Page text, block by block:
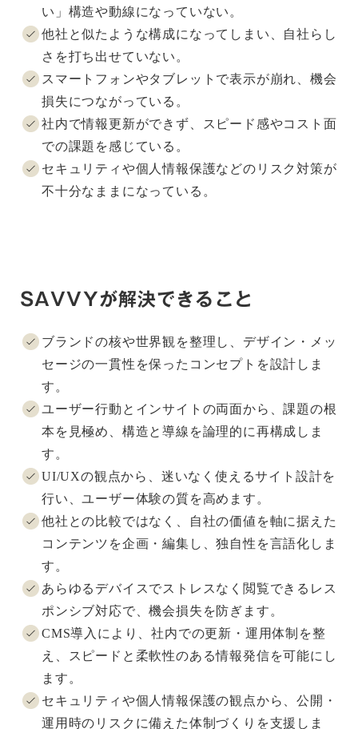
い」構造や動線になっていない。
他社と似たような構成になってしまい、自社らし
さを打ち出せていない。
スマートフォンやタブレットで表示が崩れ、機会
損失につながっている。
社内で情報更新ができず、スピード感やコスト面
での課題を感じている。
セキュリティや個人情報保護などのリスク対策が
不十分なままになっている。
SAVVYが解決できること
ブランドの核や世界観を整理し、デザイン・メッ
セージの一貫性を保ったコンセプトを設計しま
す。
ユーザー行動とインサイトの両面から、課題の根
本を見極め、構造と導線を論理的に再構成しま
す。
UI/UXの観点から、迷いなく使えるサイト設計を
行い、ユーザー体験の質を高めます。
他社との比較ではなく、自社の価値を軸に据えた
コンテンツを企画・編集し、独自性を言語化しま
す。
あらゆるデバイスでストレスなく閲覧できるレス
ポンシブ対応で、機会損失を防ぎます。
CMS導入により、社内での更新・運用体制を整
え、スピードと柔軟性のある情報発信を可能にし
ます。
セキュリティや個人情報保護の観点から、公開・
運用時のリスクに備えた体制づくりを支援しま